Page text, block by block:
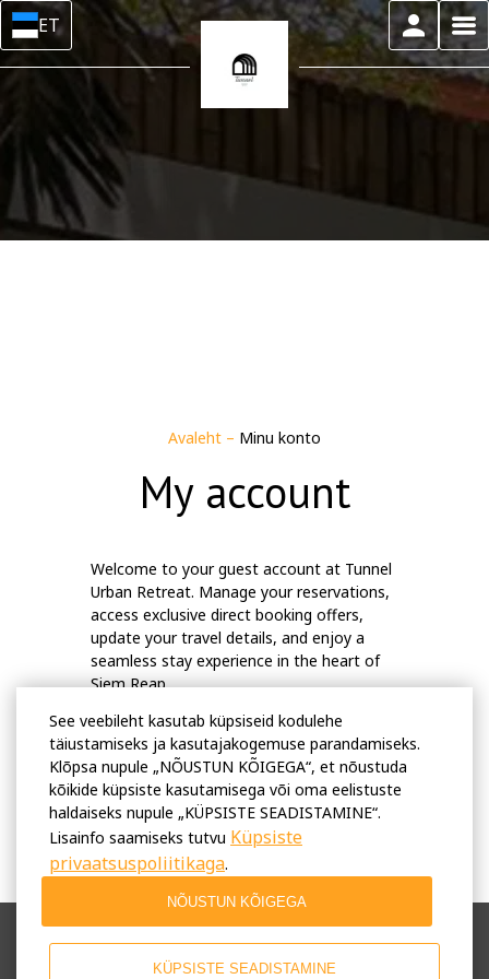
See veebileht kasutab küpsiseid kodulehe
täiustamiseks ja kasutajakogemuse parandamiseks.
Klõpsa nupule „NÕUSTUN KÕIGEGA“, et nõustuda
kõikide küpsiste kasutamisega või oma eelistuste
haldaiseks nupule „KÜPSISTE SEADISTAMINE“.
Lisainfo saamiseks tutvu Küpsiste
privaatsuspoliitikaga.
NÕUSTUN KÕIGEGA
KÜPSISTE SEADISTAMINE
ET
Avaleht – Minu konto
My account
Welcome to your guest account at Tunnel
Urban Retreat. Manage your reservations,
access exclusive direct booking offers,
update your travel details, and enjoy a
seamless stay experience in the heart of
Siem Reap.
Kasutamise tingimused
Privaatsuspoliitika